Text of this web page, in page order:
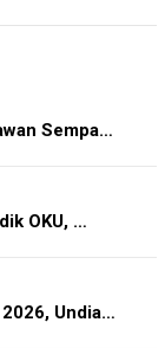
Sempa…
OKU, …
2026, Undia…